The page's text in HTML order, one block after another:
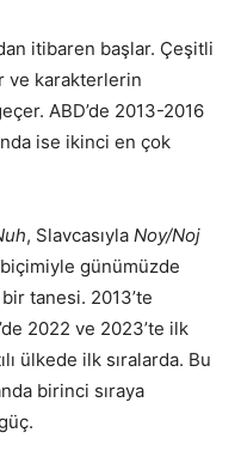
itibaren başlar. Çeşitli
ve karakterlerin
ABD’de 2013-2016
ise ikinci en çok
, Slavcasıyla Noy/Noj
günümüzde
tanesi. 2013’te
2022 ve 2023’te ilk
ülkede ilk sıralarda. Bu
birinci sıraya